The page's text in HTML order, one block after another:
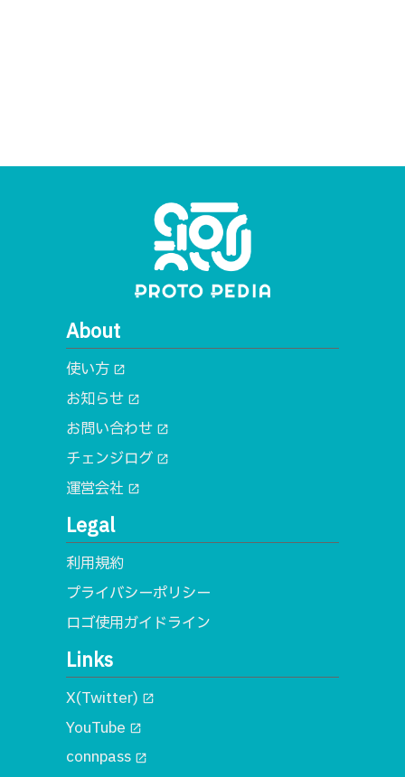
About
使い方 open_in_new
お知らせ open_in_new
お問い合わせ open_in_new
チェンジログ open_in_new
運営会社 open_in_new
Legal
利用規約
プライバシーポリシー
ロゴ使用ガイドライン
Links
X(Twitter) open_in_new
YouTube open_in_new
connpass open_in_new